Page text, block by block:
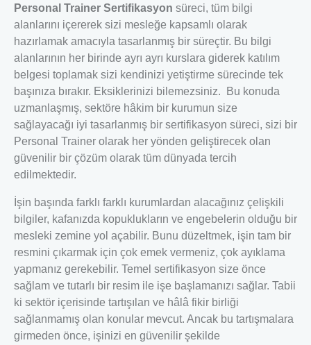
Personal Trainer Sertifikasyon süreci, tüm bilgi
alanlarını içererek sizi mesleğe kapsamlı olarak
hazırlamak amacıyla tasarlanmış bir süreçtir. Bu bilgi
alanlarının her birinde ayrı ayrı kurslara giderek katılım
belgesi toplamak sizi kendinizi yetiştirme sürecinde tek
başınıza bırakır. Eksiklerinizi bilemezsiniz. Bu konuda
uzmanlaşmış, sektöre hâkim bir kurumun size
sağlayacağı iyi tasarlanmış bir sertifikasyon süreci, sizi bir
Personal Trainer olarak her yönden geliştirecek olan
güvenilir bir çözüm olarak tüm dünyada tercih
edilmektedir.
İşin başında farklı farklı kurumlardan alacağınız çelişkili
bilgiler, kafanızda kopuklukların ve engebelerin olduğu bir
mesleki zemine yol açabilir. Bunu düzeltmek, işin tam bir
resmini çıkarmak için çok emek vermeniz, çok ayıklama
yapmanız gerekebilir. Temel sertifikasyon size önce
sağlam ve tutarlı bir resim ile işe başlamanızı sağlar. Tabii
ki sektör içerisinde tartışılan ve hâlâ fikir birliği
sağlanmamış olan konular mevcut. Ancak bu tartışmalara
girmeden önce, işinizi en güvenilir şekilde